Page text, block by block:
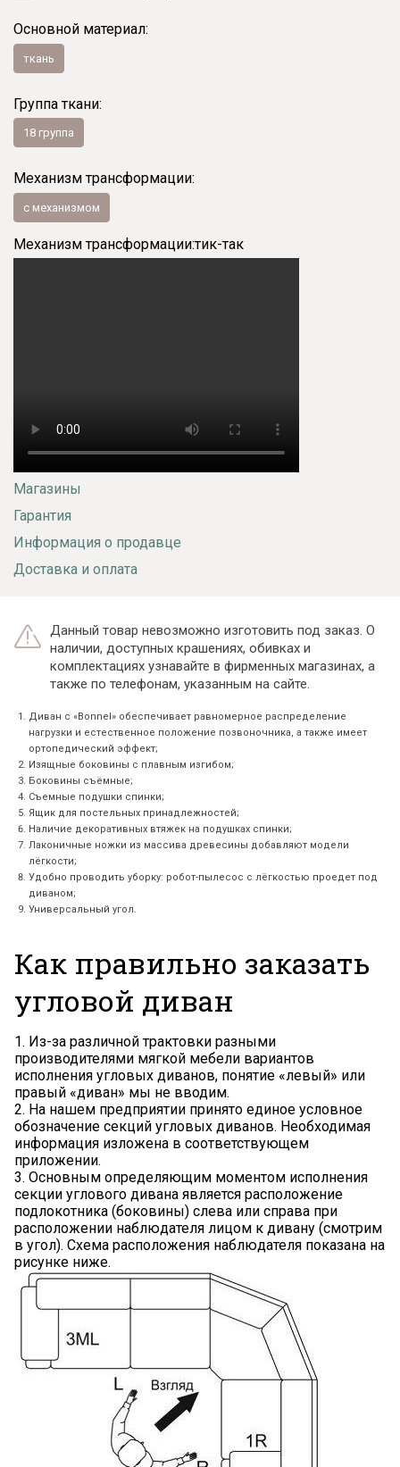
Основной материал:
ткань
Группа ткани:
18 группа
Механизм трансформации:
с механизмом
Механизм трансформации:тик-так
Магазины
Гарантия
Информация о продавце
Доставка и оплата
Данный товар невозможно изготовить под заказ. О
наличии, доступных крашениях, обивках и
комплектациях узнавайте в фирменных магазинах, а
также по телефонам, указанным на сайте.
Диван с «Bonnel» обеспечивает равномерное распределение
нагрузки и естественное положение позвоночника, а также имеет
ортопедический эффект;
Изящные боковины с плавным изгибом;
Боковины съёмные;
Съемные подушки спинки;
Ящик для постельных принадлежностей;
Наличие декоративных втяжек на подушках спинки;
Лаконичные ножки из массива древесины добавляют модели
лёгкости;
Удобно проводить уборку: робот-пылесос с лёгкостью проедет под
диваном;
Универсальный угол.
Как правильно заказать
угловой диван
1. Из-за различной трактовки разными
производителями мягкой мебели вариантов
исполнения угловых диванов, понятие «левый» или
правый «диван» мы не вводим.
2. На нашем предприятии принято единое условное
обозначение секций угловых диванов. Необходимая
информация изложена в соответствующем
приложении.
3. Основным определяющим моментом исполнения
секции углового дивана является расположение
подлокотника (боковины) слева или справа при
расположении наблюдателя лицом к дивану (смотрим
в угол). Схема расположения наблюдателя показана на
рисунке ниже.